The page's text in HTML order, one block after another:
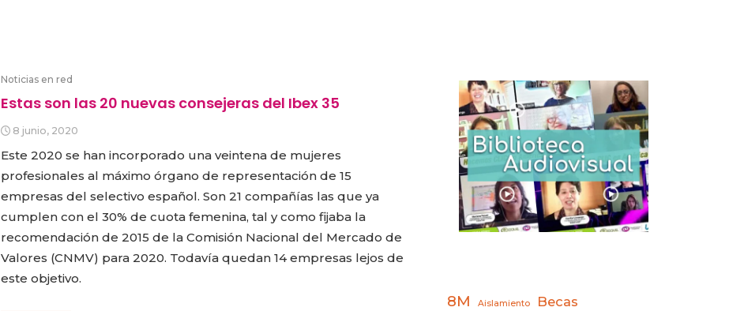
Noticias en red
Estas son las 20 nuevas consejeras del Ibex 35
8 junio, 2020
Este 2020 se han incorporado una veintena de mujeres
profesionales al máximo órgano de representación de 15
empresas del selectivo español. Son 21 compañías las que ya
cumplen con el 30% de cuota femenina, tal y como fijaba la
recomendación de 2015 de la Comisión Nacional del Mercado de
Valores (CNMV) para 2020. Todavía quedan 14 empresas lejos de
este objetivo.
8M Aislamiento Becas